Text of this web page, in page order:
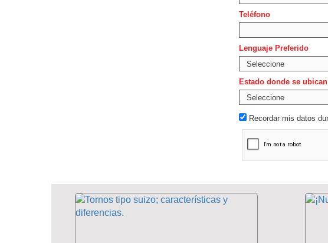
Teléfono
Lenguaje Preferido
Estado donde se ubican
Recordar mis datos